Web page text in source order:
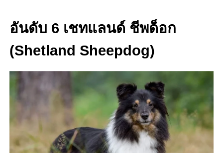
อันดับ 6 เชทแลนด์ ชีพด็อก
(Shetland Sheepdog)